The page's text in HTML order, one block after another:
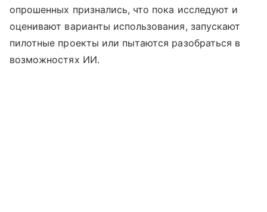
опрошенных признались, что пока исследуют и
оценивают варианты использования, запускают
пилотные проекты или пытаются разобраться в
возможностях ИИ.